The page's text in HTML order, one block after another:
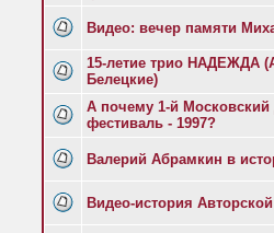
Видео: вечер памяти
15-летие трио НАДЕЖДА
Белецкие)
А почему 1-й Московский
фестиваль - 1997?
Валерий Абрамкин в
Видео-история